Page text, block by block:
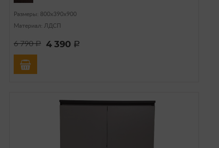
Размеры: 800х390х900
Материал: ЛДСП
6 790a 4 390 a